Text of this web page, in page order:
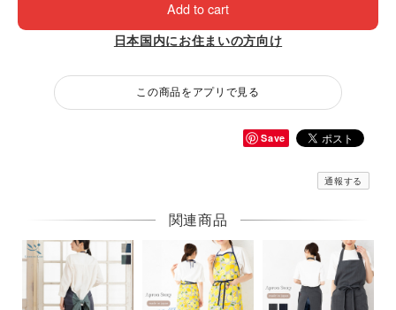
Add to cart
日本国内にお住まいの方向け
この商品をアプリで見る
Save
通報する
関連商品